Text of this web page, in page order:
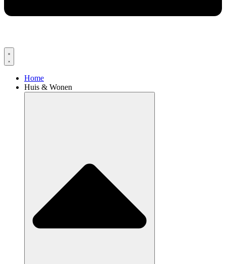
Home
Huis & Wonen